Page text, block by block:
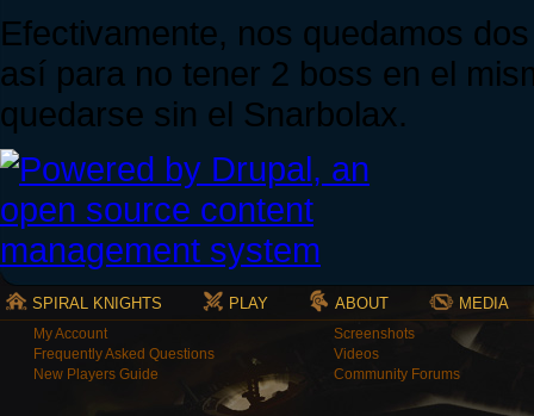
Efectivamente, nos quedamos
así para no tener 2 boss en el
quedarse sin el Snarbolax.
SPIRAL KNIGHTS PLAY ABOUT MEDIA
My Account
Frequently Asked Questions
New Players Guide
Screenshots
Videos
Community Forums